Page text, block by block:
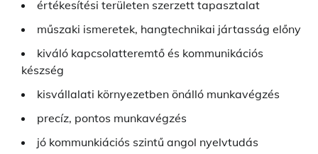
értékesítési területen szerzett tapasztalat
műszaki ismeretek, hangtechnikai jártasság előny
kiváló kapcsolatteremtő és kommunikációs
készség
kisvállalati környezetben önálló munkavégzés
precíz, pontos munkavégzés
jó kommunkiációs szintű angol nyelvtudás